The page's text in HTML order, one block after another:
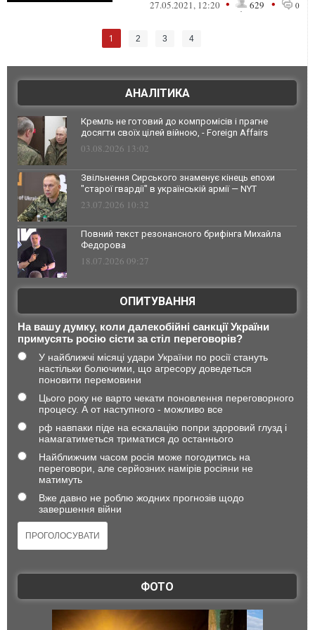
27.05.2021, 12:20 • 629 • 0
1 2 3 4
АНАЛІТИКА
Кремль не готовий до компромісів і прагне
досягти своїх цілей війною, - Foreign Affairs
03.08.2026 13:02
Звільнення Сирського знаменує кінець епохи
"старої гвардії" в українській армії — NYT
23.07.2026 10:32
Повний текст резонансного брифінга Михайла
Федорова
18.07.2026 09:27
ОПИТУВАННЯ
На вашу думку, коли далекобійні санкції України
примусять росію сісти за стіл переговорів?
У найближчі місяці удари України по росії стануть
настільки болючими, що агресору доведеться
поновити перемовини
Цього року не варто чекати поновлення переговорного
процесу. А от наступного - можливо все
рф навпаки піде на ескалацію попри здоровий глузд і
намагатиметься триматися до останнього
Найближчим часом росія може погодитись на
переговори, але серйозних намірів росіяни не
матимуть
Вже давно не роблю жодних прогнозів щодо
завершення війни
ФОТО